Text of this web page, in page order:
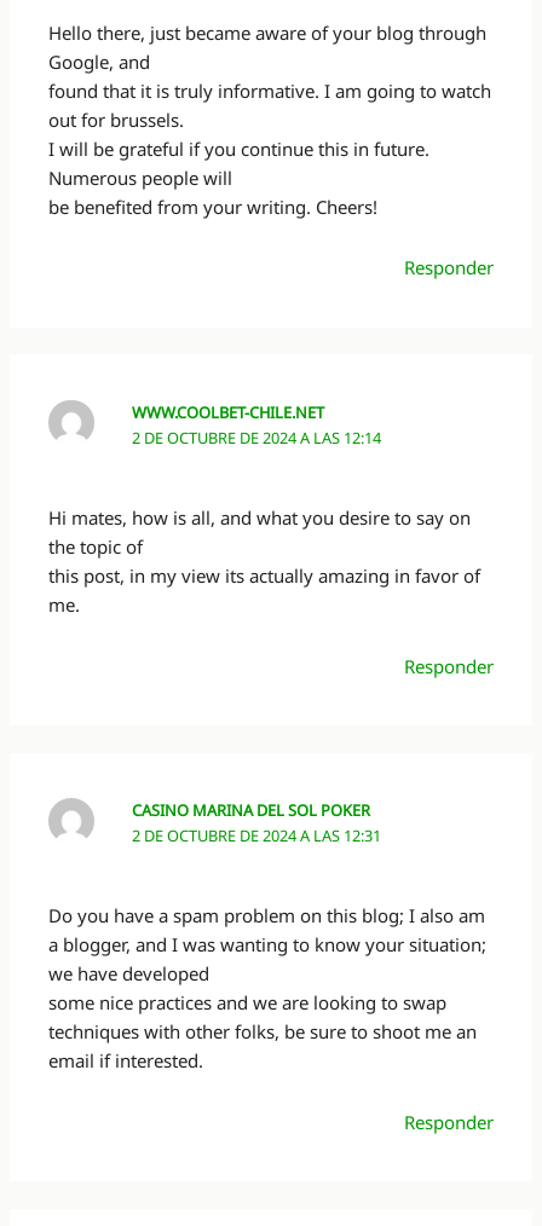
Hello there, just became aware of your blog through
Google, and
found that it is truly informative. I am going to watch
out for brussels.
I will be grateful if you continue this in future.
Numerous people will
be benefited from your writing. Cheers!
Responder
WWW.COOLBET-CHILE.NET
2 DE OCTUBRE DE 2024 A LAS 12:14
Hi mates, how is all, and what you desire to say on
the topic of
this post, in my view its actually amazing in favor of
me.
Responder
CASINO MARINA DEL SOL POKER
2 DE OCTUBRE DE 2024 A LAS 12:31
Do you have a spam problem on this blog; I also am
a blogger, and I was wanting to know your situation;
we have developed
some nice practices and we are looking to swap
techniques with other folks, be sure to shoot me an
email if interested.
Responder